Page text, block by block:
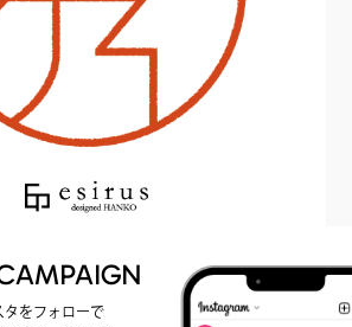
タをフォローで